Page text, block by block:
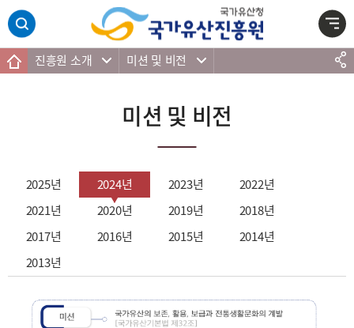
본문 바로가기
주메뉴 바로가기
하단 바로가기
진흥원 소개 미션 및 비전
미션 및 비전
2025년 2024년 2023년
2022년
2021년
2020년 2019년
2018년
2017년
2016년 2015년
2014년
2013년